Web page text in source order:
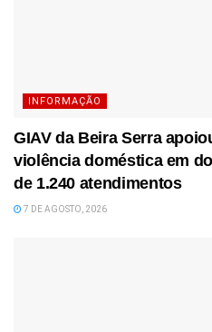
INFORMAÇÃO
GIAV da Beira Serra
violência doméstica em
de 1.240 atendimentos
7 DE AGOSTO, 2026